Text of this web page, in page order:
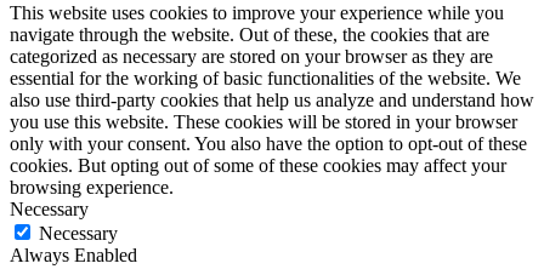
This website uses cookies to improve your experience while you
navigate through the website. Out of these, the cookies that are
categorized as necessary are stored on your browser as they are
essential for the working of basic functionalities of the website. We
also use third-party cookies that help us analyze and understand how
you use this website. These cookies will be stored in your browser
only with your consent. You also have the option to opt-out of these
cookies. But opting out of some of these cookies may affect your
browsing experience.
Necessary
Necessary
Always Enabled